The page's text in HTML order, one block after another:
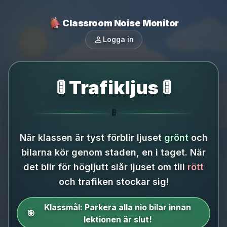
Classroom Noise Monitor
person Logga in
🚦 Trafikljus 🚦
🚦
När klassen är tyst förblir ljuset grönt och
bilarna kör genom staden, en i taget. När
det blir för högljutt slår ljuset om till rött
och trafiken stockar sig!
🎯
Klassmål: Parkera alla nio bilar innan
lektionen är slut!